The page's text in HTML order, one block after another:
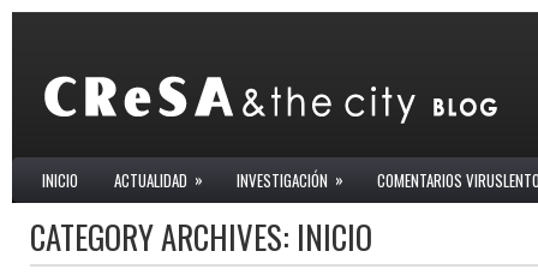
INICIO ACTUALIDAD » INVESTIGACIÓN » COMENTARIOS
CATEGORY ARCHIVES: INICIO